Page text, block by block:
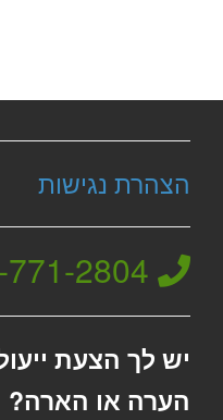
הצהרת נגישות
2804
יש לך הצעת
הערה או הארה?